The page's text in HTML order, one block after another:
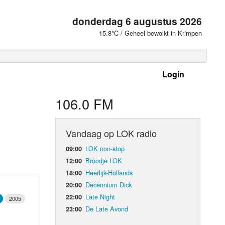
donderdag 6 augustus 2026
15.8°C / Geheel bewolkt in Krimpen
Login
2005
106.0 FM
Vandaag op LOK radio
09:00 LOK non-stop
12:00 Broodje LOK
18:00 Heerlijk-Hollands
20:00 Decennium Dick
22:00 Late Night
23:00 De Late Avond